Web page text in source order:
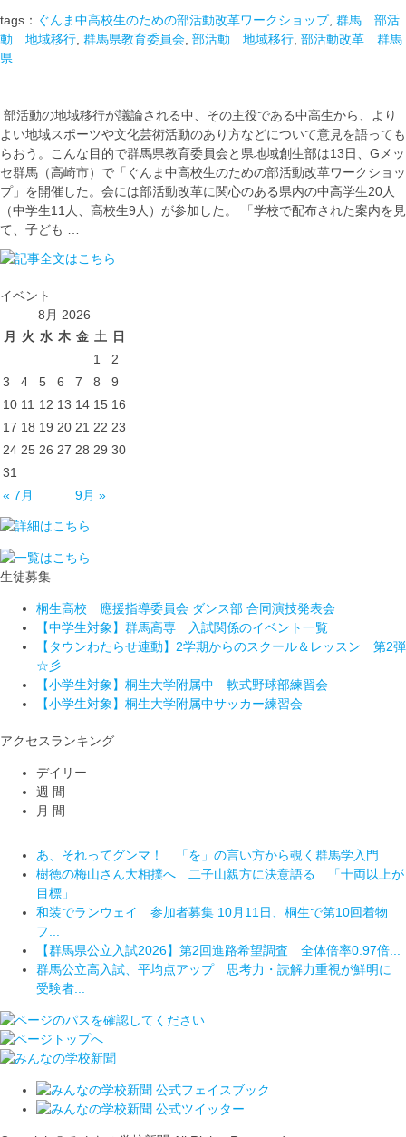
tags： ぐんま中高校生のための部活動改革ワークショップ, 群馬 部活
動 地域移行 群馬県教育委員会 部活動 地域移行 部活動改革 群馬
県
部活動の地域移行が議論される中、その主役である中高生から、より
よい地域スポーツや文化芸術活動のあり方などについて意見を語っても
らおう。こんな目的で群馬県教育委員会と県地域創生部は13日、Gメッ
セ群馬（高崎市）で「ぐんま中高校生のための部活動改革ワークショッ
プ」を開催した。会には部活動改革に関心のある県内の中高学生20人
（中学生11人、高校生9人）が参加した。 「学校で配布された案内を見
て、子ども …
イベント
8月 2026
月 火 水 木 金 土 日
1
2
3
4 5 6 7 8
9
10 11 12 13 14 15 16
17 18 19 20 21 22 23
24 25 26 27 28 29 30
31
« 7月
9月 »
生徒募集
桐生高校 應援指導委員会 ダンス部 合同演技発表会
【中学生対象】群馬高専 入試関係のイベント一覧
【タウンわたらせ連動】2学期からのスクール＆レッスン 第2弾
☆彡
【小学生対象】桐生大学附属中 軟式野球部練習会
【小学生対象】桐生大学附属中サッカー練習会
アクセスランキング
デイリー
週 間
月 間
あ、それってグンマ！ 「を」の言い方から覗く群馬学入門
樹徳の梅山さん大相撲へ 二子山親方に決意語る 「十両以上が
目標」
和装でランウェイ 参加者募集 10月11日、桐生で第10回着物
フ...
【群馬県公立入試2026】第2回進路希望調査 全体倍率0.97倍...
群馬公立高入試、平均点アップ 思考力・読解力重視が鮮明に
受験者...
あ、それってグンマ！ 「を」の言い方から覗く群馬学入門
樹徳の梅山さん大相撲へ 二子山親方に決意語る 「十両以上が
目標」
和装でランウェイ 参加者募集 10月11日、桐生で第10回着物
フ...
群馬公立高入試、平均点アップ 思考力・読解力重視が鮮明に
受験者...
【栃木県公立高校入試2026】全日制全体の倍率は1.05倍ー第2...
高木美帆さん、古田敦也さんら招き「球都桐生ウィーク2026」
開催...
あ、それってグンマ！ 「を」の言い方から覗く群馬学入門
樹徳の梅山さん大相撲へ 二子山親方に決意語る 「十両以上が
目標」
【群馬県公立入試2026】第2回進路希望調査 全体倍率0.97倍...
和装でランウェイ 参加者募集 10月11日、桐生で第10回着物
フ...